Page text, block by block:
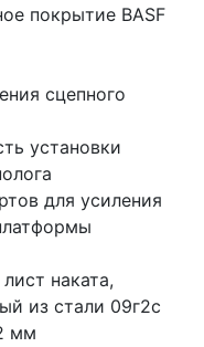
покрытие BASF
сцепного
установки
для усиления
платформы
наката,
из стали 09г2с
мм